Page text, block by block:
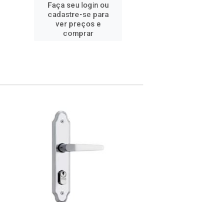
Faça seu login ou
cadastre-se para
ver preços e
comprar